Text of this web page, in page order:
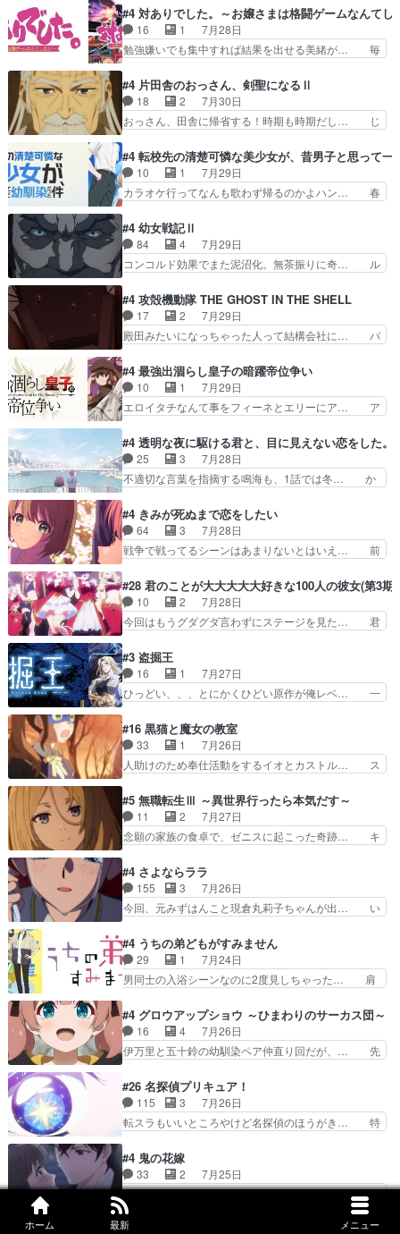
ホーム 最新 メニュー
系列が4話と入れ替わってるのね… こんなデカイ
のどうやって運ぶんだよ！？姉… ダラさん、人型
形態にもなれるんか!?w髪…
国の奴らも馬鹿が多いが、夜の国も同じ… ご視聴
ありがとうございました来週もよろし… 握った◯
治郎（中の人的に）仲間であるプレ… ヨコヤの頭
の回転の速さと人間の心理を利用… 夜の国のヨコ
で夜の国の独裁支配を強化、… やはりヨコヤいい
ですね。昼の国が勝てる流… 役で出演いたしまし
た。次回も緊張が止まり…
#4 対ありでした。～お嬢さまは格闘ゲームなんてし
16 1
7月28日
勉強嫌いでも集中すれば結果を出せる美緒が… 毎
なゲームも相手が強すぎるとやる気無く… テー
マ：テスト勉強と大会感想は、美緒がテ… すげー
ーーーーーーーー良い……。女性声優… 深夜の格
ゲー対戦よりテストの方がよっぽど… 真剣に授業
ストに向けて勉強会！美緒ちゃ… 受験勉強と戦闘
の2択なら戦闘を選ぶ娘w美… 勉強嫌いでバトル
を選ぶって、ひぐらしの沙…
#4 片田舎のおっさん、剣聖になるⅡ
18 2
7月30日
おっさん、田舎に帰省する！時期も時期だし… じ
れない爺さんには夢が詰まってると思う… クル
ニ、ヘンブリッツ、ミュイと一緒におっ… 帰省、
お供ヒロインはクルニ。順番的には確… 父親から
手紙が来た。サーベルボアの退治の… ここでヘン
家に帰ることに・ベリルはミュ… おっさんの親と
なるとお爺ちゃんだよね孫扱… ・ベリル、実家に
帰ることに・ベリルはミュ…
#4 転校先の清楚可憐な美少女が、昔男子と思って一
10 1
7月29日
カラオケ行ってなんも歌わず帰るのかよハン… 春
やらあの女優さんが春希のお母さんのよ… 春希ち
ゃん姫ちゃんに野菜の子も凄え可愛い… 隼人くん
のスマホを買いに行ってたけど完全… 第４話を
U-NEXTで視聴しました。視聴… スマホを買うた
見始めてたけどなんだかん… いきなりシリアス展
開ぶち込んでくるじゃん… 春希の家庭事情は複
雑。食事とか隼人が親身…
#4 幼女戦記Ⅱ
84 4
7月29日
コンコルド効果でまた泥沼化。無茶振りに奇… ル
グを更新しました!!宜しければ、是非… 計画通り
にはいかないね笑やり遂げた(ほぼ… 今回もター
ニャに不都合なことがあったりし… 白髪の男性が
語った家族を失った喪無感が、… 連邦に対して有
油を注ぐターニャの勝利軍… 犠牲を払っても良い
ならお前たちが前線へ行… 戦闘がアッサリし過ぎ
じゃない？戦争がメイ…
#4 攻殻機動隊 THE GHOST IN THE SHELL
17 2
7月29日
殿田みたいになっちゃった人って結構会社に… バ
見た目もうただのロボでしかないんだよ… 俺らの
汗拭きそりゃいやだろwwバトー＆ト… イノセン
スの元となった回だけど、ガイノイ… アダム・リ
ンクやジェイムスン(教授)型サ… アンドロイドも
センスの土台になったエピ… コミカルなのにも慣
れてきました。１話でし… ロボットの反乱は今と
なっては良くある話し…
#4 最強出涸らし皇子の暗躍帝位争い
10 1
7月29日
エロイタチなんて事をフィーネとエリーにア… ア
スターを呼ぶ笛？黒幕は狩猟祭とは関係… 平凡な
少女に見える眼鏡w眼鏡属性は持ち合… 神アニ
メ、ケテーイ！「騎士狩猟祭、前夜の… フィーネ
がアルノルトに活躍してもらいたが… 第４話を
とフィーネの２度目のデート出… マジできな臭い
ぞ帝位争い。姉からの刺客を… ふぃーねと町の様
子を見に行ったら町中で窃…
#4 透明な夜に駆ける君と、目に見えない恋をした。
25 3
7月28日
不適切な言葉を指摘する鳴海も、1話では冬… か
接していいのかわからず戸惑うかけるも… 盲目だ
と相手の表情も分からないからどう思… 今期のバ
ックナンバーみたいなOPアニメ。… 初デートで
冬月を笑わせようとする姿も冬月… 特に大きな事
を笑わせようとする姿も冬月… 3話までは主人公
がどうでもいいことでずっ… 花火購入に浅草へ…
行き当たりばったり訪問…
#4 きみが死ぬまで恋をしたい
64 3
7月28日
戦争で戦ってるシーンはあまりないとはいえ… 前
の存在で揺らぐ14クラス約束された死… ミミの
秘密をあっさり受け入れたのは拍子抜… 蘇生魔法
って下衆い国なら進退窮まったら手… 蘇生魔法ヤ
バイけどミミいなかったら詰んで… アニメオタク
うございました！アリとセイ… ごめん、そういう
話がしたい作品じゃないの… 第４話感想：その口
止め効果あるかな？ミミ…
#28 君のことが大大大大大好きな100人の彼女(第3期)
10 2
7月28日
今回はもうグダグダ言わずにステージを見た… 君
カノ版ラブライブ！？こういうのは人… 俺、みん
なのレッスン動画をDVDが焼きき… アナウンス
役で出演いたしましたみんなのア… 恋太郎ファミ
リーがガチでアイドルに挑戦！… ギャグギャグし
カノGirlfrien… 『アイドル伝説恋太郎ファミリ
ー』にて「ア… 安木路佐ウル子役で出演いたしま
したクォリ…
#3 盗掘王
16 1
7月27日
ひっどい、、、とにかくひどい原作が俺レベ… 一
美咲さんと言えば幼女！アイマスの市原… 遼河は
目的の為には人命も軽視するタイプの… 4つのス
キルが揃う。広い墓を捜索中、遼河… 村正はそん
なおどろおどろしいエピソードあ… 気持ちよくし
レベのアニメ制作を日本に奪… 予言で正体がバレ
る、もう騙し討ちは出来な… 村正の墓、アニメで
見ると一杯で怖いな。ア…
#16 黒猫と魔女の教室
33 1
7月26日
人助けのため奉仕活動をするイオとカストル… ス
とカストルの共通点は、魔法の制御が出… 椋鳥の
大群て…住民から迷惑がられてない？… キングコ
ングor進撃の巨人牡羊座のアルデ… スピカ・イ
オ・カストルという組み合わせ。… 有り余るパワ
みかたが雑になってきてるな… イキりカストルは
怖がりやったかあスピカな… 鏡の世界への突入と
新たな依頼サブタイトル…
#5 無職転生Ⅲ ～異世界行ったら本気だす～
11 2
7月27日
念願の家族の食卓で、ゼニスに起こった奇跡… キ
ナリーゼの悪魔の囁きwクリフとエリナ… 悪魔の
囁きやめてくださいwおい、1番重要… ゼニスも
感情が出てきてて良い方向に進んで… 第５話を
ABEMAで視聴しました。視聴に… クリフとエリ
相変わらずで草ルディ君釣り… ルーデウスにシル
フィエットとロキシーとの… 離れ離れになったり
別れがあったり絶望の大…
#4 さよならララ
155 3
7月26日
今回、元みずはんこと現倉丸莉子ちゃんが出… い
様とは...本当の愛とは...なんぞ… テンポの良いボ
ケとツッコミで笑わせつつ、… この作品、ストー
リーにも登場人物にも全く… 家で机に向かってる
時の貧乏ゆすりとか、ラ… お姉ちゃんと話せ
に、ララは何を思うのだ… 息をするかのように3
話まで視聴。2026… ララの王子様探しが本格的
に動き出した回。…
#4 うちの弟どもがすみません
29 1
7月24日
男同士の入浴シーンなのに2度見しちゃった… 肩
散歩って逃げるよね！糸と類を助けよう… 類の面
倒見るのが1番大変そう糸は誰とでも… 源くんを
甘えさせるまでの糸と周りの出来事… 源くん、甘
えちゃうぞ宣言。思ったよりラブ… 糸ちゃんのま
目的を忘れてますますヤング… でも央太と親しく
するのは嫌。世話を拒んで… ゴメス（カエル）外
で散歩させてたのか(*…
#4 グロウアップショウ ～ひまわりのサーカス団～
16 4
7月26日
伊万里と五十鈴の幼馴染ペア仲直り回だが、… 先
や、これ素晴らしいコメディアニメだな。… 水着
回なのにビキニじゃない！これは時代背… 今回は
推しの吾野伊万里ちゃん担当回。これ… 伊万里さ
んの手品回であり水着回ね。瑞佳ち… 売り上げが
タ教育のせいで瑞佳がヒモカス… 伊万里ちゃんの
人前での苦手意識を抱えなが… 第４話をｄアニメ
#26 名探偵プリキュア！
115 3
7月26日
転スラもいいところやけど名探偵のほうがき… 特
なはプリキュア仲間には自分が未来から… の活
躍、敵を圧倒ってのはおおよその流れだ… キュア
エクレール初変身＆初戦闘。プリキュ… キュアエ
クレールは強いが力を制御できない… キュアエク
レール可愛く最強つよい!!!!… 緊張感があるけどピ
#4 鬼の花嫁
33 2
7月25日
実際にこんな感じで運命の人に気付けたらい… 柚
子は玲夜の屋敷に住む事になり使用人達は… 運命
の花嫁は一見すると甘い夢、理想の天国… 玲夜さ
#16 黄泉のツガイ